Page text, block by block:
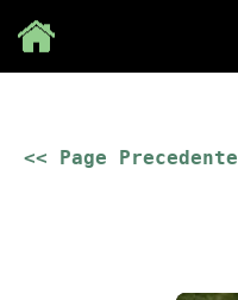
<< Page Precedente